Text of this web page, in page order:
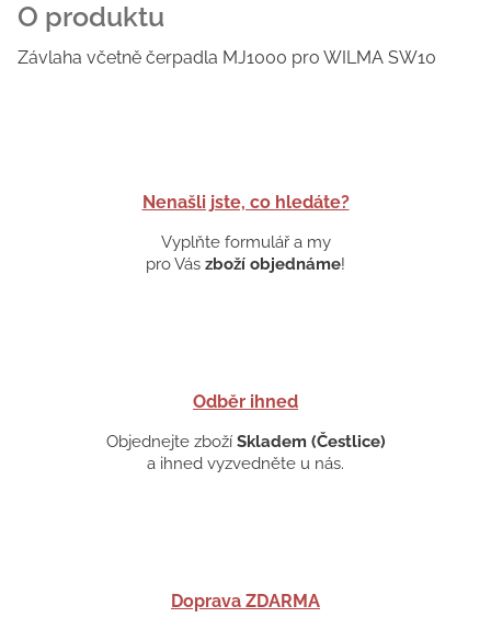
Nenašli jste, co hledáte?
Vyplňte formulář a my
pro Vás zboží objednáme!
Odběr ihned
Objednejte zboží Skladem (Čestlice)
a ihned vyzvedněte u nás.
Doprava ZDARMA
Závlaha včetně čerpadla MJ1000 pro WILMA SW10